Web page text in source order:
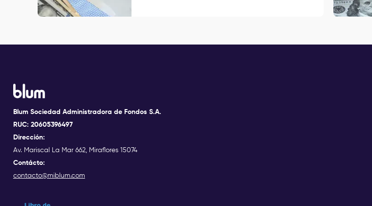
Blum Sociedad Administradora de Fondos S.A.
RUC: 20605396497
Dirección:
Av. Mariscal La Mar 662, Miraflores 15074
Contácto:
contacto@miblum.com